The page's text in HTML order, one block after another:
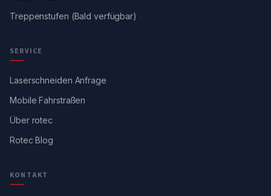
Treppenstufen (Bald verfügbar)
SERVICE
Laserschneiden Anfrage
Mobile Fahrstraßen
Über rotec
Rotec Blog
KONTAKT